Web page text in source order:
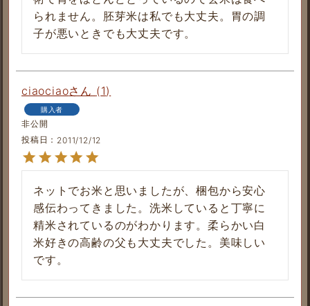
られません。胚芽米は私でも大丈夫。胃の調
子が悪いときでも大丈夫です。
ciaociao 1
購入者
非公開
投稿日
2011/12/12
ネットでお米と思いましたが、梱包から安心
感伝わってきました。洗米していると丁寧に
精米されているのがわかります。柔らかい白
米好きの高齢の父も大丈夫でした。美味しい
です。